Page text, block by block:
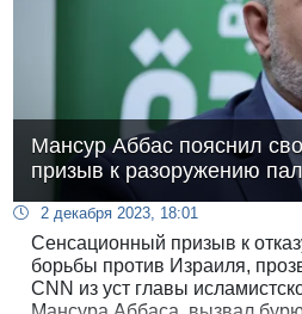
Мансур Аббас пояснил
призыв к разоружению
2 декабря 2023, 18:01
Сенсационный призыв к
борьбы против Израиля,
CNN из уст главы